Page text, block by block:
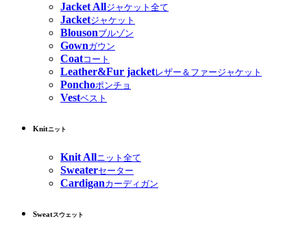
Jacket Allジャケット全て
Jacketジャケット
Blousonブルゾン
Gownガウン
Coatコート
Leather&Fur jacketレザー＆ファージャケット
Ponchoポンチョ
Vestベスト
Knitニット
Knit Allニット全て
Sweaterセーター
Cardiganカーディガン
Sweatスウェット